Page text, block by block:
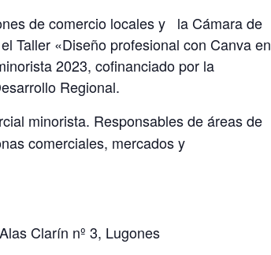
de comercio locales y la Cámara de
Taller «Diseño profesional con Canva en
2023, cofinanciado por la
Regional.
minorista. Responsables de áreas de
comerciales, mercados y
Clarín nº 3, Lugones